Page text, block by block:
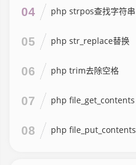
04 php strpos查找字符串
05 php str_replace替换
06 php trim去除空格
07 php file_get_contents
08 php file_put_contents